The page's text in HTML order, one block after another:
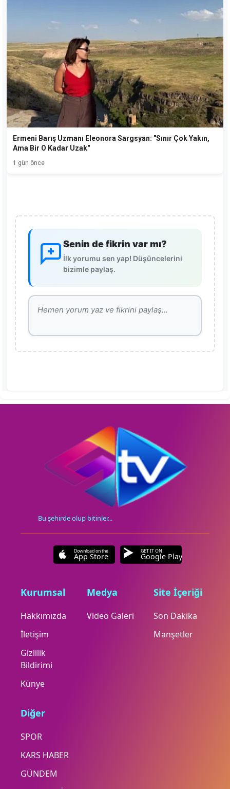
Ermeni Barış Uzmanı Eleonora Sargsyan: "Sınır Çok Yakın,
Ama Bir O Kadar Uzak"
1 gün önce
Senin de fikrin var mı?
İlk yorumu sen yap! Düşüncelerini
bizimle paylaş.
Bu şehirde olup bitinler...
Download on the
App Store
GET IT ON
Google Play
Kurumsal
Hakkımızda
İletişim
Gizlilik
Bildirimi
Künye
Medya
Video Galeri
Site İçeriği
Son Dakika
Manşetler
Diğer
SPOR
KARS HABER
GÜNDEM